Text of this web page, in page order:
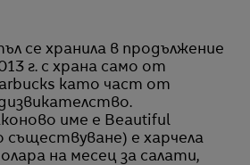
г. с храна само от
като част от
име е Beautiful
съществуване) е харчела
на месец за салати,